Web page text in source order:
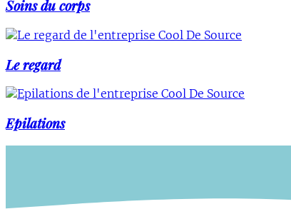
Soins du corps
Le regard
Epilations